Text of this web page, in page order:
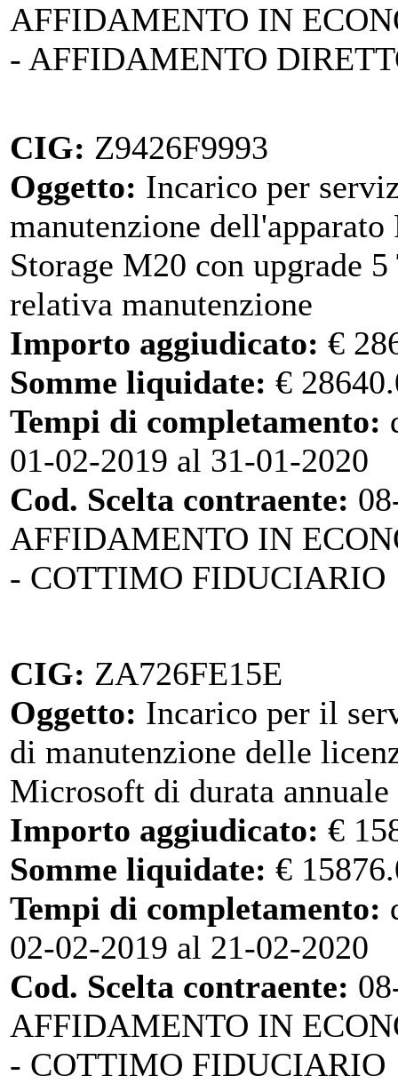
AFFIDAMENTO IN
- AFFIDAMENTO
CIG: Z9426F9993
Oggetto: Incarico per
manutenzione dell'apparato
Storage M20 con upgrade
relativa manutenzione
Importo aggiudicato: €
Somme liquidate: €
Tempi di completamento:
01-02-2019 al 31-01-2020
Cod. Scelta contraente:
AFFIDAMENTO IN
- COTTIMO FIDUCIARIO
CIG: ZA726FE15E
Oggetto: Incarico per il
di manutenzione delle
Microsoft di durata annuale
Importo aggiudicato: €
Somme liquidate: €
Tempi di completamento:
02-02-2019 al 21-02-2020
Cod. Scelta contraente:
AFFIDAMENTO IN
- COTTIMO FIDUCIARIO